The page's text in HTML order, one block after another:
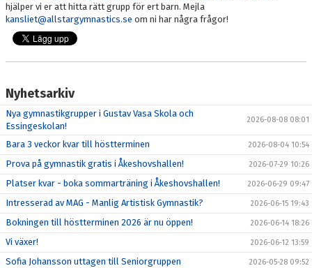
hjälper vi er att hitta rätt grupp för ert barn. Mejla
kansliet@allstargymnastics.se om ni har några frågor!
Nyhetsarkiv
Nya gymnastikgrupper i Gustav Vasa Skola och
Essingeskolan!
2026-08-08 08:01
Bara 3 veckor kvar till höstterminen 2026-08-04 10:54
Prova på gymnastik gratis i Åkeshovshallen! 2026-07-29 10:26
Platser kvar - boka sommarträning i Åkeshovshallen! 2026-06-29 09:47
Intresserad av MAG - Manlig Artistisk Gymnastik? 2026-06-15 19:43
Bokningen till höstterminen 2026 är nu öppen! 2026-06-14 18:26
Vi växer! 2026-06-12 13:59
Sofia Johansson uttagen till Seniorgruppen 2026-05-28 09:52